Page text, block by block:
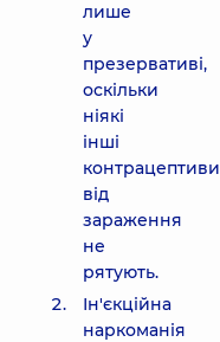
лише
у
презервативі,
оскільки
ніякі
інші
контрацептиви
від
зараження
не
рятують.
Ін'єкційна
наркоманія